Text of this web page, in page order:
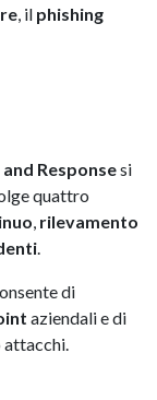
, il phishing
Responsesi
quattro
, rilevamento
.
di
aziendali e di
attacchi.